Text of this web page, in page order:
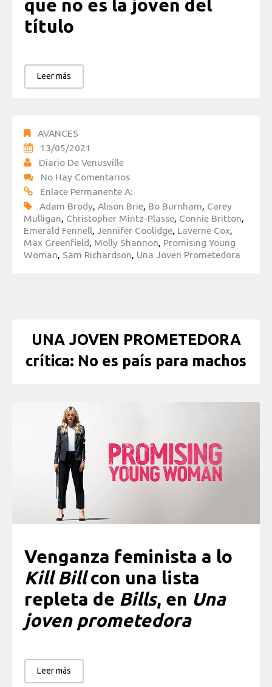
que no es la joven del
título
Leer más
AVANCES
13/05/2021
Diario De Venusville
No Hay Comentarios
Enlace Permanente A:
Adam Brody, Alison Brie, Bo Burnham, Carey
Mulligan, Christopher Mintz-Plasse, Connie Britton,
Emerald Fennell, Jennifer Coolidge, Laverne Cox,
Max Greenfield, Molly Shannon, Promising Young
Woman, Sam Richardson, Una Joven Prometedora
UNA JOVEN PROMETEDORA
crítica: No es país para machos
Venganza feminista a lo
Kill Billcon una lista
repleta de Bills, en Una
joven prometedora
Leer más